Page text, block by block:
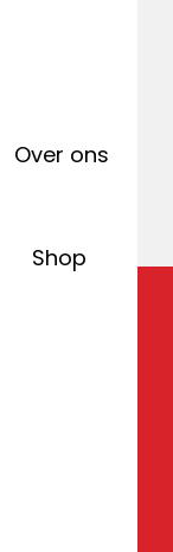
Over ons
Shop